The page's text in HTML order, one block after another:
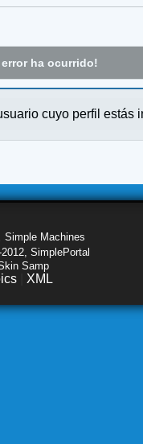
error ha ocurrido!
cuyo perfil estás
,Simple Machines
SimplePortal
Samp
XML